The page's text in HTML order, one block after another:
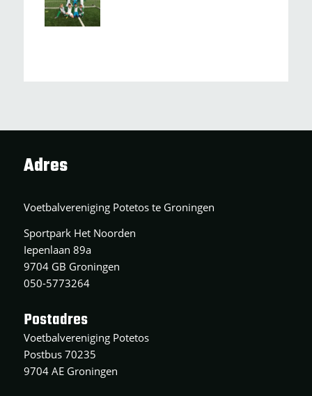
Adres
Voetbalvereniging Potetos te Groningen
Sportpark Het Noorden
Iepenlaan 89a
9704 GB Groningen
050-5773264
Postadres
Voetbalvereniging Potetos
Postbus 70235
9704 AE Groningen